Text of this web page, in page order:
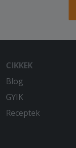
CIKKEK
Blog
GYIK
Receptek